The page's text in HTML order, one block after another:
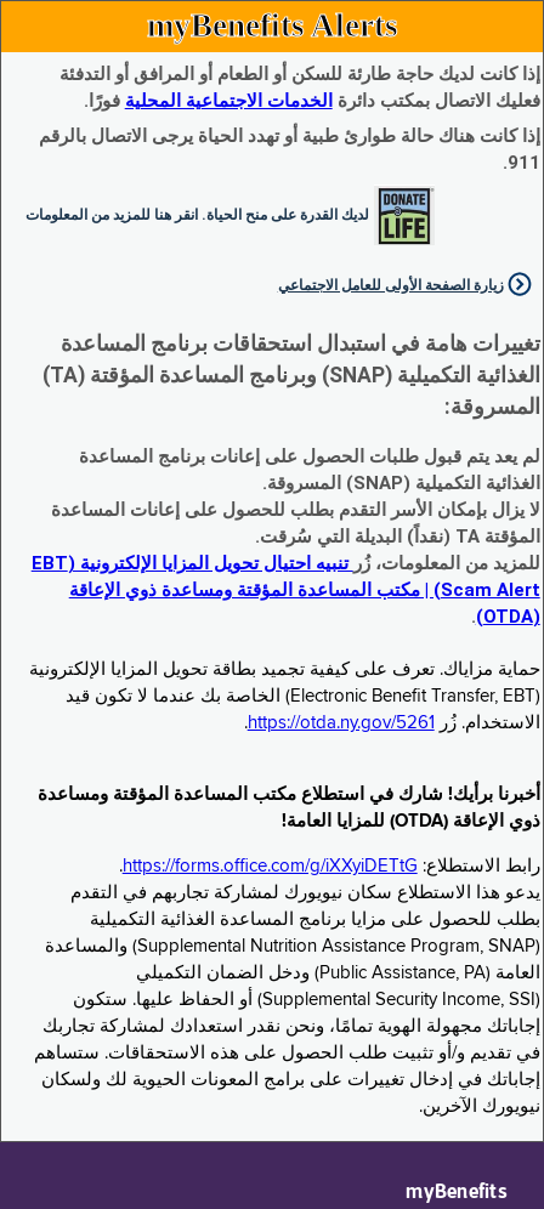
myBenefits Alerts
إذا كانت لديك حاجة طارئة للسكن أو الطعام أو المرافق أو التدفئة
فعليك الاتصال بمكتب دائرة الخدمات الاجتماعية المحلية فورًا.
إذا كانت هناك حالة طوارئ طبية أو تهدد الحياة يرجى الاتصال بالرقم
911.
لديك القدرة على منح الحياة. انقر هنا للمزيد من المعلومات
زيارة الصفحة الأولى للعامل الاجتماعي
تغييرات هامة في استبدال استحقاقات برنامج المساعدة
الغذائية التكميلية (SNAP) وبرنامج المساعدة المؤقتة (TA)
المسروقة:
لم يعد يتم قبول طلبات الحصول على إعانات برنامج المساعدة
الغذائية التكميلية (SNAP) المسروقة.
لا يزال بإمكان الأسر التقدم بطلب للحصول على إعانات المساعدة
المؤقتة TA (نقداً) البديلة التي سُرقت.
للمزيد من المعلومات، زُر
تنبيه احتيال تحويل المزايا الإلكترونية (EBT
Scam Alert) | مكتب المساعدة المؤقتة ومساعدة ذوي الإعاقة
(OTDA)
.
حماية مزاياك. تعرف على كيفية تجميد بطاقة تحويل المزايا الإلكترونية
(Electronic Benefit Transfer, EBT) الخاصة بك عندما لا تكون قيد
الاستخدام. زُر
https://otda.ny.gov/5261
.
أخبرنا برأيك! شارك في استطلاع مكتب المساعدة المؤقتة ومساعدة
ذوي الإعاقة (OTDA) للمزايا العامة!
رابط الاستطلاع: https://forms.office.com/g/iXXyiDETtG
.
يدعو هذا الاستطلاع سكان نيويورك لمشاركة تجاربهم في التقدم
بطلب للحصول على مزايا برنامج المساعدة الغذائية التكميلية
(Supplemental Nutrition Assistance Program, SNAP) والمساعدة
العامة (Public Assistance, PA) ودخل الضمان التكميلي
(Supplemental Security Income, SSI) أو الحفاظ عليها. ستكون
إجاباتك مجهولة الهوية تمامًا، ونحن نقدر استعدادك لمشاركة تجاربك
في تقديم و/أو تثبيت طلب الحصول على هذه الاستحقاقات. ستساهم
إجاباتك في إدخال تغييرات على برامج المعونات الحيوية لك ولسكان
نيويورك الآخرين.
myBenefits